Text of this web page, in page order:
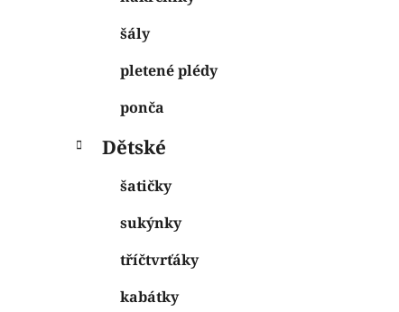
šály
pletené plédy
ponča
Dětské
šatičky
sukýnky
tříčtvrťáky
kabátky